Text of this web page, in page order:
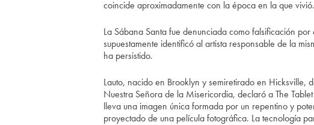
coincide aproximadamente con la época en la que vivió.
La Sábana Santa fue denunciada como falsificación
supuestamente identificó al artista responsable de la
ha persistido.
Lauto, nacido en Brooklyn y semiretirado en Hicksville,
Nuestra Señora de la Misericordia, declaró a The
lleva una imagen única formada por un repentino y
proyectado de una película fotográfica. La tecnología